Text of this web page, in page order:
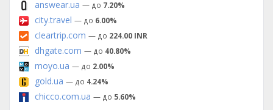
answear.ua — до 7.20%
city.travel — до 6.00%
cleartrip.com — до 224.00 INR
dhgate.com — до 40.80%
moyo.ua — до 2.00%
gold.ua — до 4.24%
chicco.com.ua — до 5.60%